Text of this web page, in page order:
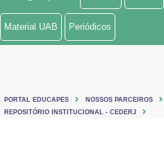
Ministério de Minas e Energia
Ministério do Turismo
Material UAB Periódicos
PORTAL EDUCAPES
NOSSOS PARCEIROS
REPOSITÓRIO INSTITUCIONAL - CEDERJ